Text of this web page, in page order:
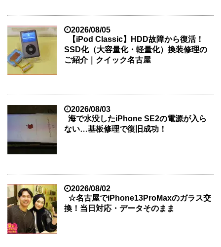
2026/08/05
【iPod Classic】HDD故障から復活！
SSD化（大容量化・軽量化）換装修理の
ご紹介｜クイック名古屋
2026/08/03
海で水没したiPhone SE2の電源が入ら
ない…基板修理で復旧成功！
2026/08/02
☆名古屋でiPhone13ProMaxのガラス交
換！当日対応・データそのまま